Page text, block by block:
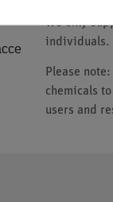
We only
individuals.
Please
chemicals
users and